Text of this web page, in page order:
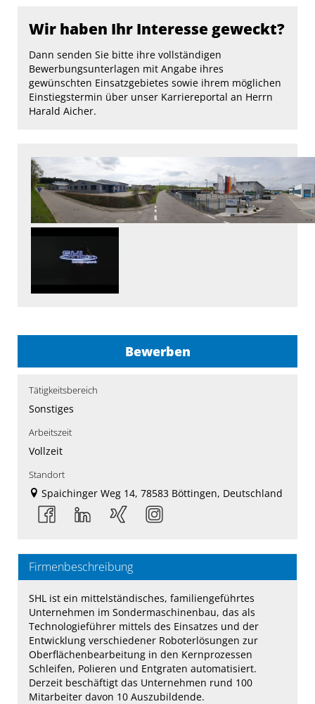
Wir haben Ihr Interesse geweckt?
Dann senden Sie bitte ihre vollständigen
Bewerbungsunterlagen mit Angabe ihres
gewünschten Einsatzgebietes sowie ihrem möglichen
Einstiegstermin über unser Karriereportal an Herrn
Harald Aicher.
Bewerben
Tätigkeitsbereich
Sonstiges
Arbeitszeit
Vollzeit
Standort
Spaichinger Weg 14, 78583 Böttingen, Deutschland
Firmenbeschreibung
SHL ist ein mittelständisches, familiengeführtes
Unternehmen im Sondermaschinenbau, das als
Technologieführer mittels des Einsatzes und der
Entwicklung verschiedener Roboterlösungen zur
Oberflächenbearbeitung in den Kernprozessen
Schleifen, Polieren und Entgraten automatisiert.
Derzeit beschäftigt das Unternehmen rund 100
Mitarbeiter davon 10 Auszubildende.